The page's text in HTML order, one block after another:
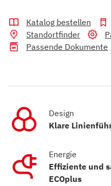
Katalog bestellen
Standortfinder
Passende Dokumente
Design
Klare
Energie
Effiziente und
ECOplus